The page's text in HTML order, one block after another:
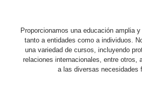
Proporcionamos una educación amplia
tanto a entidades como a individuos.
una variedad de cursos, incluyendo
relaciones internacionales, entre otros,
a las diversas necesidades